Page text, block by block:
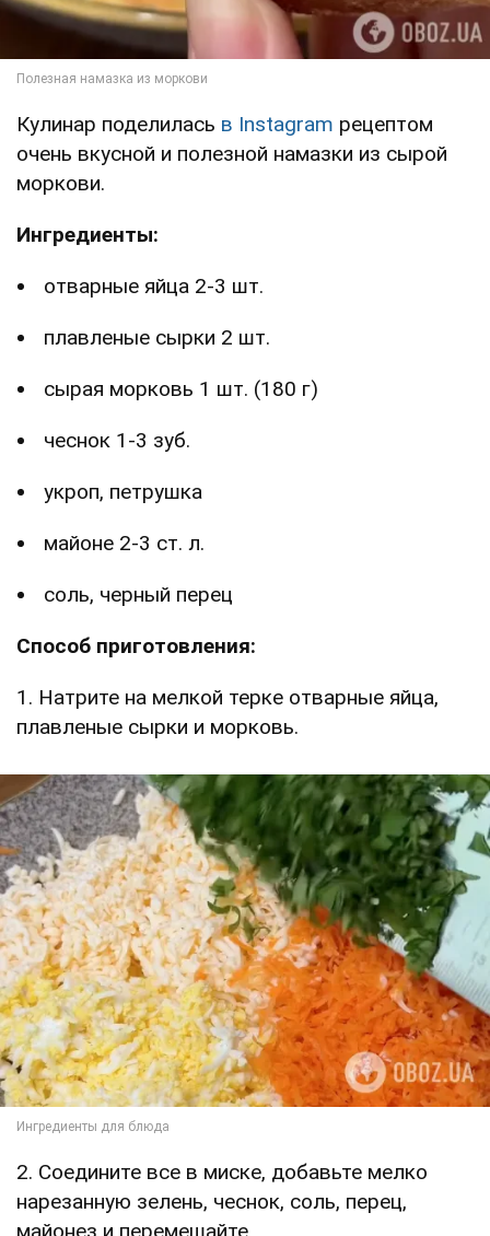
Кулинар поделилась в Instagram рецептом
очень вкусной и полезной намазки из сырой
моркови.
Ингредиенты:
отварные яйца 2-3 шт.
плавленые сырки 2 шт.
сырая морковь 1 шт. (180 г)
чеснок 1-3 зуб.
укроп, петрушка
майоне 2-3 ст. л.
соль, черный перец
Способ приготовления:
1. Натрите на мелкой терке отварные яйца,
плавленые сырки и морковь.
2. Соедините все в миске, добавьте мелко
нарезанную зелень, чеснок, соль, перец,
майонез и перемешайте.